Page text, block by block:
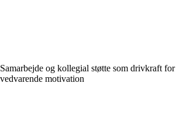
Samarbejde og kollegial støtte som drivkraft for
vedvarende motivation